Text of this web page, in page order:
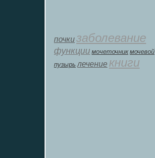
почкизаболевание
функции мοчеточник мочевой
пузырь лечение книги